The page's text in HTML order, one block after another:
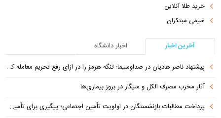
خرید طلا آنلاین
شیمی مبتکران
آخرین اخبار
اخبار دانشگاه
پیشنهاد ناصر هادیان در صداوسیما: تنگه هرمز را در ازای رفع تحریم معامله کنیم
آثار مخرب مصرف الکل و سیگار در بروز بیماری‌ها
پرداخت مطالبات بازنشستگان در اولویت تأمین اجتماعی؛ پیگیری برای تأمین منابع ادامه دارد